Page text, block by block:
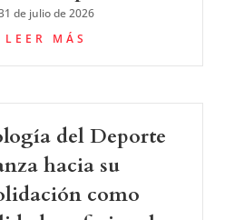
de julio de 2026
LEER MÁS
del Deporte
hacia su
como